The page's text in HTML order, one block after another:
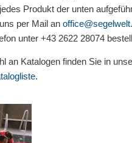
Produkt der unten
per Mail an
unter +43 2622 28074
an Katalogen finden Sie in
.